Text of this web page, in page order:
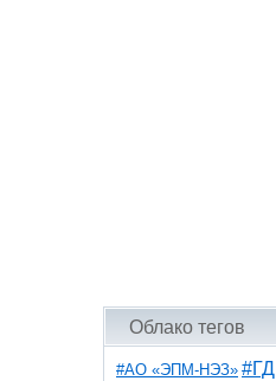
Облако тегов
#АО «ЭПМ-НЭЗ» #ГД